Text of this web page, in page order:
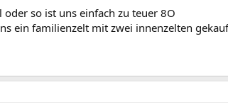
so ist uns einfach zu teuer 8O
ein familienzelt mit zwei innenzelten